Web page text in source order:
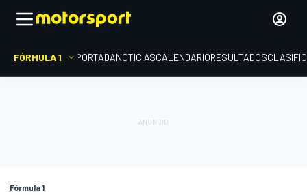
FÓRMULA 1 PORTADANOTICIASCALENDARIORESULTADOS
Fórmula 1